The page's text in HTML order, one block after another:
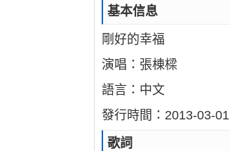
基本信息
剛好的幸福
演唱：張棟樑
語言：中文
發行時間：2013-03-01
歌詞